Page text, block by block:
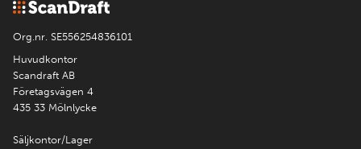
Org.nr. SE556254836101
Huvudkontor
Scandraft AB
Företagsvägen 4
435 33 Mölnlycke
Säljkontor/Lager